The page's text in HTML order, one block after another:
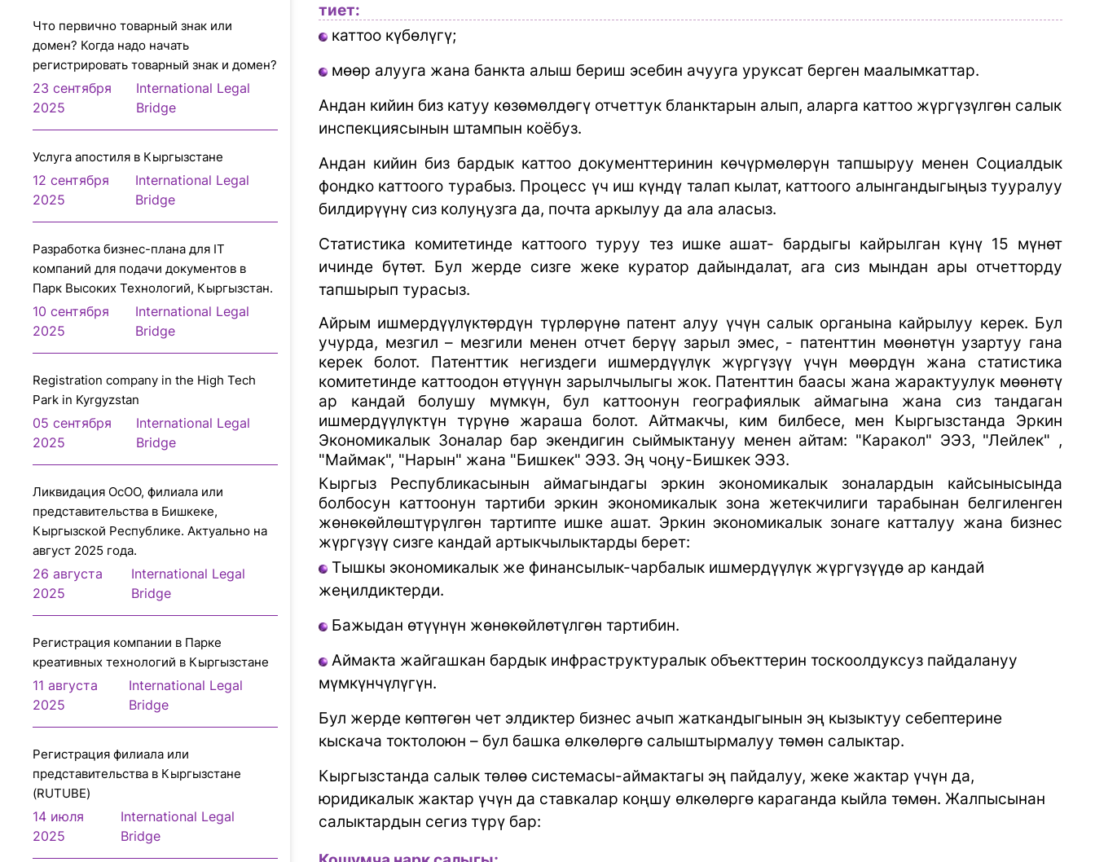
тиет:
каттоо күбөлүгү;
мөөр алууга жана банкта алыш бериш эсебин ачууга уруксат берген маалымкаттар.
Андан кийин биз катуу көзөмөлдөгү отчеттук бланктарын алып, аларга каттоо жүргүзүлгөн салык
инспекциясынын штампын коёбуз.
Андан кийин биз бардык каттоо документтеринин көчүрмөлөрүн тапшыруу менен Социалдык
фондко каттоого турабыз. Процесс үч иш күндү талап кылат, каттоого алынгандыгыңыз тууралуу
билдирүүнү сиз колуңузга да, почта аркылуу да ала аласыз.
Статистика комитетинде каттоого туруу тез ишке ашат- бардыгы кайрылган күнү 15 мүнөт
ичинде бүтөт. Бул жерде сизге жеке куратор дайындалат, ага сиз мындан ары отчетторду
тапшырып турасыз.
Айрым ишмердүүлүктөрдүн түрлөрүнө патент алуу үчүн салык органына кайрылуу керек. Бул
учурда, мезгил – мезгили менен отчет берүү зарыл эмес, - патенттин мөөнөтүн узартуу гана
керек болот. Патенттик негиздеги ишмердүүлүк жүргүзүү үчүн мөөрдүн жана статистика
комитетинде каттоодон өтүүнүн зарылчылыгы жок. Патенттин баасы жана жарактуулук мөөнөтү
ар кандай болушу мүмкүн, бул каттоонун географиялык аймагына жана сиз тандаган
ишмердүүлүктүн түрүнө жараша болот. Айтмакчы, ким билбесе, мен Кыргызстанда Эркин
Экономикалык Зоналар бар экендигин сыймыктануу менен айтам: "Каракол" ЭЭЗ, "Лейлек" ,
"Маймак", "Нарын" жана "Бишкек" ЭЭЗ. Эң чоңу-Бишкек ЭЭЗ.
Кыргыз Республикасынын аймагындагы эркин экономикалык зоналардын кайсынысында
болбосун каттоонун тартиби эркин экономикалык зона жетекчилиги тарабынан белгиленген
жөнөкөйлөштүрүлгөн тартипте ишке ашат. Эркин экономикалык зонаге катталуу жана бизнес
жүргүзүү сизге кандай артыкчылыктарды берет:
Тышкы экономикалык же финансылык-чарбалык ишмердүүлүк жүргүзүүдө ар кандай
жеңилдиктерди.
Бажыдан өтүүнүн жөнөкөйлөтүлгөн тартибин.
Аймакта жайгашкан бардык инфраструктуралык объекттерин тоскоолдуксуз пайдалануу
мүмкүнчүлүгүн.
Бул жерде көптөгөн чет элдиктер бизнес ачып жаткандыгынын эң кызыктуу себептерине
кыскача токтолоюн – бул башка өлкөлөргө салыштырмалуу төмөн салыктар.
Кыргызстанда салык төлөө системасы-аймактагы эң пайдалуу, жеке жактар үчүн да,
юридикалык жактар үчүн да ставкалар коңшу өлкөлөргө караганда кыйла төмөн. Жалпысынан
салыктардын сегиз түрү бар:
Что первично товарный знак или
домен? Когда надо начать
регистрировать товарный знак и домен?
23 сентября
2025
International Legal
Bridge
Услуга апостиля в Кыргызстане
12 сентября
2025
International Legal
Bridge
Разработка бизнес-плана для IT
компаний для подачи документов в
Парк Высоких Технологий, Кыргызстан.
10 сентября
2025
International Legal
Bridge
Registration company in the High Tech
Park in Kyrgyzstan
05 сентября
2025
International Legal
Bridge
Ликвидация ОсОО, филиала или
представительства в Бишкеке,
Кыргызской Республике. Актуально на
август 2025 года.
26 августа
2025
International Legal
Bridge
Регистрация компании в Парке
креативных технологий в Кыргызстане
11 августа
2025
International Legal
Bridge
Регистрация филиала или
представительcтва в Кыргызстане
(RUTUBE)
14 июля
2025
International Legal
Bridge